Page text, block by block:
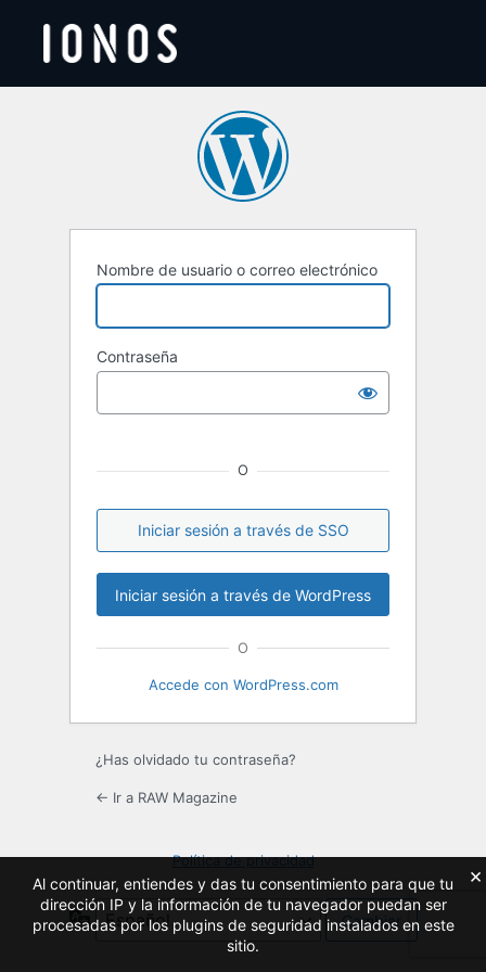
Nombre de usuario o correo electrónico
Contraseña
O
Iniciar sesión a través de SSO
O
Accede con WordPress.com
¿Has olvidado tu contraseña?
← Ir a RAW Magazine
Política de privacidad
Idioma
Al continuar, entiendes y das tu consentimiento para que tu
dirección IP y la información de tu navegador puedan ser
procesadas por los plugins de seguridad instalados en este
sitio.
×